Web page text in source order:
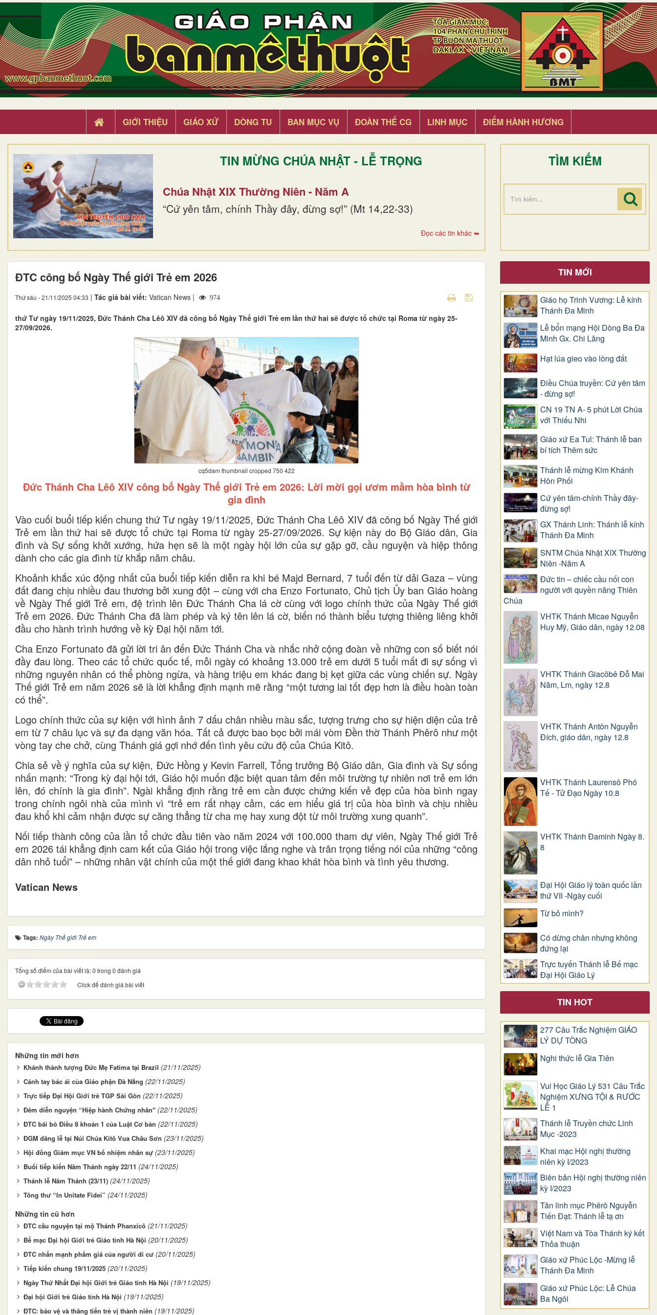
GIỚI THIỆU GIÁO XỨ DÒNG TU BAN MỤC VỤ ĐOÀN THỂ CG LINH MỤC ĐIỂM HÀNH HƯƠNG
TIN MỪNG CHÚA NHẬT - LỄ TRỌNG
Chúa Nhật XIX Thường Niên - Năm A
“Cứ yên tâm, chính Thầy đây, đừng sợ!” (Mt 14,22-33)
Đọc các tin khác ➥
TÌM KIẾM
ĐTC công bố Ngày Thế giới Trẻ em 2026
Thứ sáu - 21/11/2025 04:33 | Tác giả bài viết: Vatican News | 974
thứ Tư ngày 19/11/2025, Đức Thánh Cha Lêô XIV đã công bố Ngày Thế giới Trẻ em lần thứ hai sẽ được tổ chức tại Roma từ ngày 25-
27/09/2026.
cq5dam thumbnail cropped 750 422
Đức Thánh Cha Lêô XIV công bố Ngày Thế giới Trẻ em 2026: Lời mời gọi ươm mầm hòa bình từ
gia đình
Vào cuối buổi tiếp kiến chung thứ Tư ngày 19/11/2025, Đức Thánh Cha Lêô XIV đã công bố Ngày Thế giới
Trẻ em lần thứ hai sẽ được tổ chức tại Roma từ ngày 25-27/09/2026. Sự kiện này do Bộ Giáo dân, Gia
đình và Sự sống khởi xướng, hứa hẹn sẽ là một ngày hội lớn của sự gặp gỡ, cầu nguyện và hiệp thông
dành cho các gia đình từ khắp năm châu.
Khoảnh khắc xúc động nhất của buổi tiếp kiến diễn ra khi bé Majd Bernard, 7 tuổi đến từ dải Gaza – vùng
đất đang chịu nhiều đau thương bởi xung đột – cùng với cha Enzo Fortunato, Chủ tịch Ủy ban Giáo hoàng
về Ngày Thế giới Trẻ em, đệ trình lên Đức Thánh Cha lá cờ cùng với logo chính thức của Ngày Thế giới
Trẻ em 2026. Đức Thánh Cha đã làm phép và ký tên lên lá cờ, biến nó thành biểu tượng thiêng liêng khởi
đầu cho hành trình hướng về kỳ Đại hội năm tới.
Cha Enzo Fortunato đã gửi lời tri ân đến Đức Thánh Cha và nhắc nhở cộng đoàn về những con số biết nói
đầy đau lòng. Theo các tổ chức quốc tế, mỗi ngày có khoảng 13.000 trẻ em dưới 5 tuổi mất đi sự sống vì
những nguyên nhân có thể phòng ngừa, và hàng triệu em khác đang bị kẹt giữa các vùng chiến sự. Ngày
Thế giới Trẻ em năm 2026 sẽ là lời khẳng định mạnh mẽ rằng “một tương lai tốt đẹp hơn là điều hoàn toàn
có thể”.
Logo chính thức của sự kiện với hình ảnh 7 dấu chân nhiều màu sắc, tượng trưng cho sự hiện diện của trẻ
em từ 7 châu lục và sự đa dạng văn hóa. Tất cả được bao bọc bởi mái vòm Đền thờ Thánh Phêrô như một
vòng tay che chở, cùng Thánh giá gợi nhớ đến tình yêu cứu độ của Chúa Kitô.
Chia sẻ về ý nghĩa của sự kiện, Đức Hồng y Kevin Farrell, Tổng trưởng Bộ Giáo dân, Gia đình và Sự sống
nhấn mạnh: “Trong kỳ đại hội tới, Giáo hội muốn đặc biệt quan tâm đến môi trường tự nhiên nơi trẻ em lớn
lên, đó chính là gia đình”. Ngài khẳng định rằng trẻ em cần được chứng kiến vẻ đẹp của hòa bình ngay
trong chính ngôi nhà của mình vì “trẻ em rất nhạy cảm, các em hiểu giá trị của hòa bình và chịu nhiều
đau khổ khi cảm nhận được sự căng thẳng từ cha mẹ hay xung đột từ môi trường xung quanh”.
Nối tiếp thành công của lần tổ chức đầu tiên vào năm 2024 với 100.000 tham dự viên, Ngày Thế giới Trẻ
em 2026 tái khẳng định cam kết của Giáo hội trong việc lắng nghe và trân trọng tiếng nói của những “công
dân nhỏ tuổi” – những nhân vật chính của một thế giới đang khao khát hòa bình và tình yêu thương.
Vatican News
Tags: Ngày Thế giới Trẻ em
Tổng số điểm của bài viết là: 0 trong 0 đánh giá
Click để đánh giá bài viết
Những tin mới hơn
Khánh thành tượng Đức Mẹ Fatima tại Brazil (21/11/2025)
Cánh tay bác ái của Giáo phận Đà Nẵng (22/11/2025)
Trực tiếp Đại Hội Giới trẻ TGP Sài Gòn (22/11/2025)
Đêm diễn nguyện “Hiệp hành Chứng nhân" (22/11/2025)
ĐTC bãi bỏ Điều 8 khoản 1 của Luật Cơ bản (22/11/2025)
ĐGM dâng lễ tại Núi Chúa Kitô Vua Châu Sơn (23/11/2025)
Hội đồng Giám mục VN bổ nhiệm nhân sự (23/11/2025)
Buổi tiếp kiến Năm Thánh ngày 22/11 (24/11/2025)
Thánh lễ Năm Thánh (23/11) (24/11/2025)
Tông thư “In Unitate Fidei” (24/11/2025)
Những tin cũ hơn
ĐTC cầu nguyện tại mộ Thánh Phanxicô (21/11/2025)
Bế mạc Đại hội Giới trẻ Giáo tỉnh Hà Nội (20/11/2025)
ĐTC nhấn mạnh phẩm giá của người di cư (20/11/2025)
Tiếp kiến chung 19/11/2025 (20/11/2025)
Ngày Thứ Nhất Đại hội Giới trẻ Giáo tỉnh Hà Nội (19/11/2025)
Đại hội Giới trẻ Giáo tỉnh Hà Nội (19/11/2025)
ĐTC: bảo vệ và thăng tiến trẻ vị thành niên (19/11/2025)
TIN MỚI
Giáo họ Trinh Vương: Lễ kính
Thánh Đa Minh
Lễ bổn mạng Hội Dòng Ba Đa
Minh Gx. Chi Lăng
Hạt lúa gieo vào lòng đất
Điều Chúa truyền: Cứ yên tâm
- đừng sợ!
CN 19 TN A- 5 phút Lời Chúa
với Thiếu Nhi
Giáo xứ Ea Tul: Thánh lễ ban
bí tích Thêm sức
Thánh lễ mừng Kim Khánh
Hôn Phối
Cứ yên tâm-chính Thầy đây-
đừng sợ!
GX Thánh Linh: Thánh lễ kính
Thánh Đa Minh
SNTM Chúa Nhật XIX Thường
Niên -Năm A
Đức tin – chiếc cầu nối con
người với quyền năng Thiên
Chúa
VHTK Thánh Micae Nguyễn
Huy Mỹ, Giáo dân, ngày 12.08
VHTK Thánh Giacôbê Ðỗ Mai
Năm, Lm, ngày 12.8
VHTK Thánh Antôn Nguyễn
Ðích, giáo dân, ngày 12.8
VHTK Thánh Laurensô Phó
Tế - Tử Đạo Ngày 10.8
VHTK Thánh Đaminh Ngày 8.
8
Đại Hội Giáo lý toàn quốc lần
thứ VII -Ngày cuối
Từ bỏ mình?
Có dừng chân nhưng không
đứng lại
Trực tuyến Thánh lễ Bế mạc
Đại Hội Giáo Lý
TIN HOT
277 Câu Trắc Nghiệm GIÁO
LÝ DỰ TÒNG
Nghi thức lễ Gia Tiên
Vui Học Giáo Lý 531 Câu Trắc
Nghiệm XƯNG TỘI & RƯỚC
LỄ 1
Thánh lễ Truyền chức Linh
Mục -2023
Khai mạc Hội nghị thường
niên kỳ I/2023
Biên bản Hội nghị thường niên
kỳ I/2023
Tân linh mục Phêrô Nguyễn
Tiến Đạt: Thánh lễ tạ ơn
Việt Nam và Tòa Thánh ký kết
Thỏa thuận
Giáo xứ Phúc Lộc -Mừng lễ
Thánh Đa Minh
Giáo xứ Phúc Lộc: Lễ Chúa
Ba Ngôi